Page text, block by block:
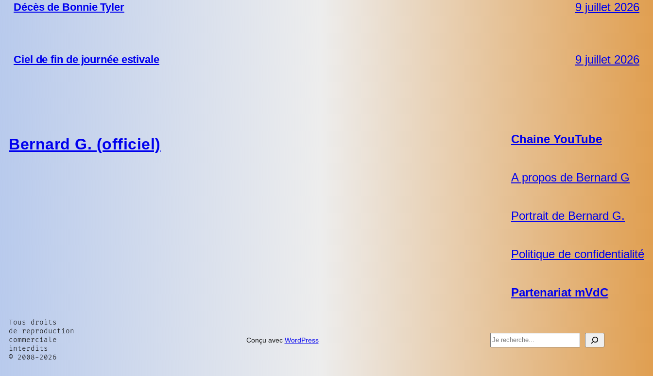
Décès de Bonnie Tyler 9 juillet 2026
Ciel de fin de journée estivale 9 juillet 2026
Bernard G. (officiel) Chaine YouTube
A propos de Bernard G
Portrait de Bernard G.
Politique de confidentialité
Partenariat mVdC
Tous droits
de reproduction
commerciale
interdits
© 2008-2026
Conçu avec WordPress Rechercher